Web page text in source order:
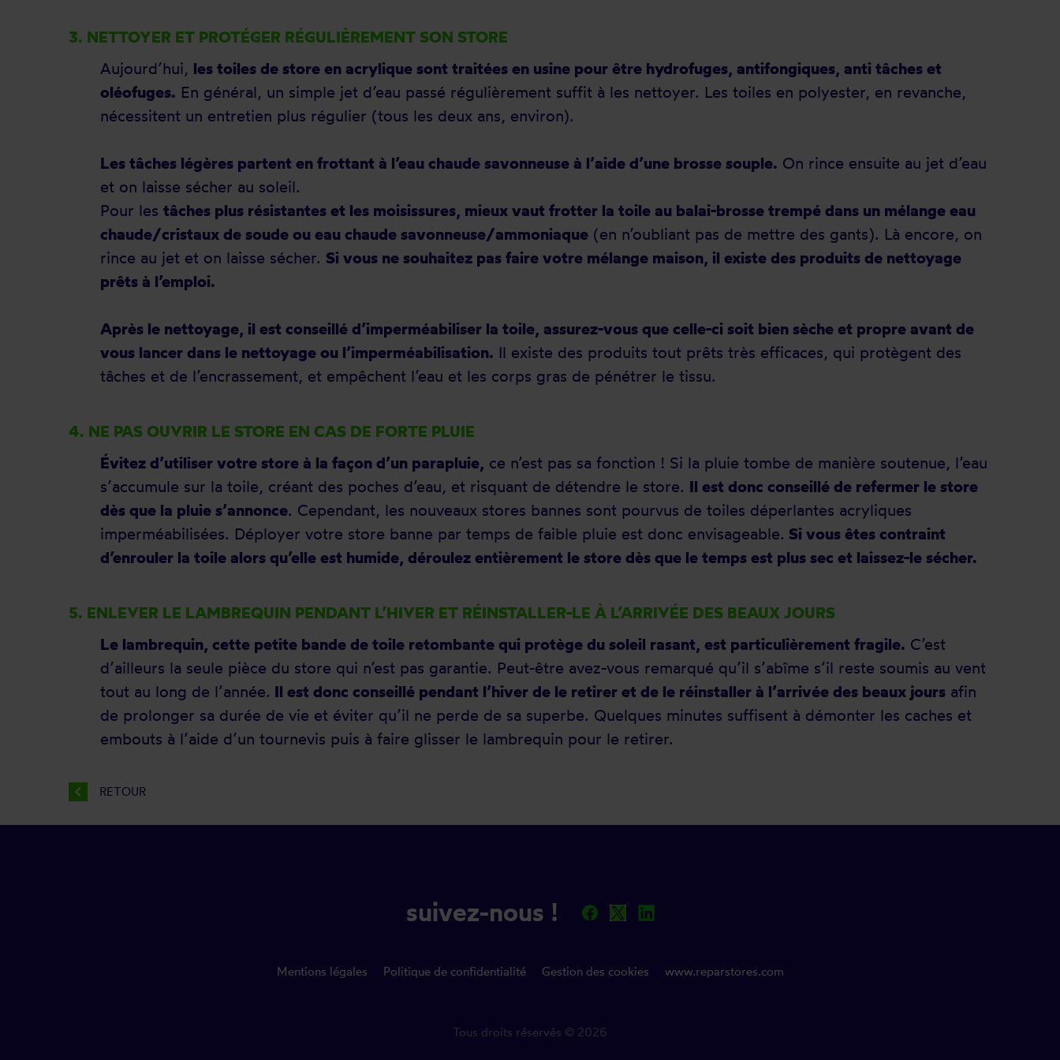
3. NETTOYER ET PROTÉGER RÉGULIÈREMENT SON STORE
Aujourd’hui, les toiles de store en acrylique sont traitées en usine pour être hydrofuges, antifongiques, anti tâches et
oléofuges. En général, un simple jet d’eau passé régulièrement suffit à les nettoyer. Les toiles en polyester, en revanche,
nécessitent un entretien plus régulier (tous les deux ans, environ).
Les tâches légères partent en frottant à l’eau chaude savonneuse à l’aide d’une brosse souple. On rince ensuite au jet d’eau
et on laisse sécher au soleil.
Pour les tâches plus résistantes et les moisissures, mieux vaut frotter la toile au balai-brosse trempé dans un mélange eau
chaude/cristaux de soude ou eau chaude savonneuse/ammoniaque (en n’oubliant pas de mettre des gants). Là encore, on
rince au jet et on laisse sécher. Si vous ne souhaitez pas faire votre mélange maison, il existe des produits de nettoyage
prêts à l’emploi.
Après le nettoyage, il est conseillé d’imperméabiliser la toile, assurez-vous que celle-ci soit bien sèche et propre avant de
vous lancer dans le nettoyage ou l’imperméabilisation. Il existe des produits tout prêts très efficaces, qui protègent des
tâches et de l’encrassement, et empêchent l’eau et les corps gras de pénétrer le tissu.
4. NE PAS OUVRIR LE STORE EN CAS DE FORTE PLUIE
Évitez d’utiliser votre store à la façon d’un parapluie, ce n’est pas sa fonction ! Si la pluie tombe de manière soutenue, l’eau
s’accumule sur la toile, créant des poches d’eau, et risquant de détendre le store. Il est donc conseillé de refermer le store
dès que la pluie s’annonce. Cependant, les nouveaux stores bannes sont pourvus de toiles déperlantes acryliques
imperméabilisées. Déployer votre store banne par temps de faible pluie est donc envisageable. Si vous êtes contraint
d’enrouler la toile alors qu’elle est humide, déroulez entièrement le store dès que le temps est plus sec et laissez-le sécher.
5. ENLEVER LE LAMBREQUIN PENDANT L’HIVER ET RÉINSTALLER-LE À L’ARRIVÉE DES BEAUX JOURS
Le lambrequin, cette petite bande de toile retombante qui protège du soleil rasant, est particulièrement fragile. C’est
d’ailleurs la seule pièce du store qui n’est pas garantie. Peut-être avez-vous remarqué qu’il s’abîme s’il reste soumis au vent
tout au long de l’année. Il est donc conseillé pendant l’hiver de le retirer et de le réinstaller à l’arrivée des beaux jours afin
de prolonger sa durée de vie et éviter qu’il ne perde de sa superbe. Quelques minutes suffisent à démonter les caches et
embouts à l’aide d’un tournevis puis à faire glisser le lambrequin pour le retirer.
chevron_left RETOUR
suivez-nous !
Mentions légales Politique de confidentialité Gestion des cookies www.reparstores.com
Tous droits réservés © 2026